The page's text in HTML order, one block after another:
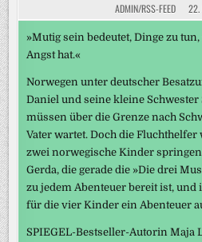
ADMIN/RSS-FEED 22.
»Mutig sein bedeutet, Dinge zu
Angst hat.«
Norwegen unter deutscher
Daniel und seine kleine
müssen über die Grenze nach
Vater wartet. Doch die
zwei norwegische Kinder
Gerda, die gerade die »Die drei
zu jedem Abenteuer bereit ist, und
für die vier Kinder ein Abenteuer
SPIEGEL-Bestseller-Autorin Maja